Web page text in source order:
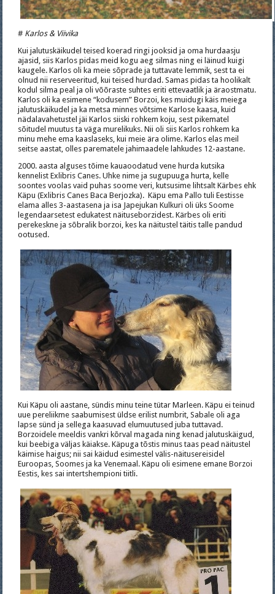
# Karlos & Viivika
Kui jalutuskäikudel teised koerad ringi jooksid ja oma hurdaasju
ajasid, siis Karlos pidas meid kogu aeg silmas ning ei läinud kuigi
kaugele. Karlos oli ka meie sõprade ja tuttavate lemmik, sest ta ei
olnud nii reserveeritud, kui teised hurdad. Samas pidas ta hoolikalt
kodul silma peal ja oli võõraste suhtes eriti ettevaatlik ja äraostmatu.
Karlos oli ka esimene “kodusem” Borzoi, kes muidugi käis meiega
jalutuskäikudel ja ka metsa minnes võtsime Karlose kaasa, kuid
nädalavahetustel jäi Karlos siiski rohkem koju, sest pikematel
sõitudel muutus ta väga murelikuks. Nii oli siis Karlos rohkem ka
minu mehe ema kaaslaseks, kui meie ära olime. Karlos elas meil
seitse aastat, olles parematele jahimaadele lahkudes 12-aastane.
2000. aasta alguses tõime kauaoodatud vene hurda kutsika
kennelist Exlibris Canes. Uhke nime ja sugupuuga hurta, kelle
soontes voolas vaid puhas soome veri, kutsusime lihtsalt Kärbes ehk
Käpu (Exlibris Canes Baca Berjozka). Käpu ema Pallo tuli Eestisse
elama alles 3-aastasena ja isa Japejukan Kulkuri oli üks Soome
legendaarsetest edukatest näituseborzidest. Kärbes oli eriti
perekeskne ja sõbralik borzoi, kes ka näitustel täitis talle pandud
ootused.
Kui Käpu oli aastane, sündis minu teine tütar Marleen. Käpu ei teinud
uue pereliikme saabumisest üldse erilist numbrit, Sabale oli aga
lapse sünd ja sellega kaasuvad elumuutused juba tuttavad.
Borzoidele meeldis vankri kõrval magada ning kenad jalutuskäigud,
kui beebiga väljas käiakse. Käpuga tõstis minus taas pead näitustel
käimise haigus; nii sai käidud esimestel välis-näitusereisidel
Euroopas, Soomes ja ka Venemaal. Käpu oli esimene emane Borzoi
Eestis, kes sai intertshempioni tiitli.